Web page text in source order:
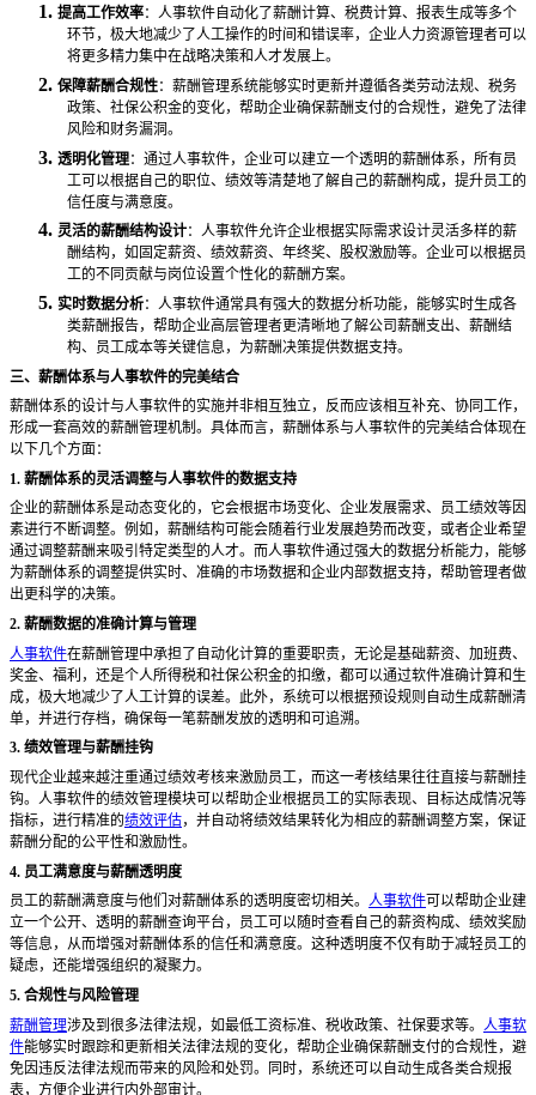
1. 提高工作效率：人事软件自动化了薪酬计算、税费计算、报表生成等多个
环节，极大地减少了人工操作的时间和错误率，企业人力资源管理者可以
将更多精力集中在战略决策和人才发展上。
2. 保障薪酬合规性：薪酬管理系统能够实时更新并遵循各类劳动法规、税务
政策、社保公积金的变化，帮助企业确保薪酬支付的合规性，避免了法律
风险和财务漏洞。
3. 透明化管理：通过人事软件，企业可以建立一个透明的薪酬体系，所有员
工可以根据自己的职位、绩效等清楚地了解自己的薪酬构成，提升员工的
信任度与满意度。
4. 灵活的薪酬结构设计：人事软件允许企业根据实际需求设计灵活多样的薪
酬结构，如固定薪资、绩效薪资、年终奖、股权激励等。企业可以根据员
工的不同贡献与岗位设置个性化的薪酬方案。
5. 实时数据分析：人事软件通常具有强大的数据分析功能，能够实时生成各
类薪酬报告，帮助企业高层管理者更清晰地了解公司薪酬支出、薪酬结
构、员工成本等关键信息，为薪酬决策提供数据支持。
三、薪酬体系与人事软件的完美结合
薪酬体系的设计与人事软件的实施并非相互独立，反而应该相互补充、协同工作，
形成一套高效的薪酬管理机制。具体而言，薪酬体系与人事软件的完美结合体现在
以下几个方面：
1. 薪酬体系的灵活调整与人事软件的数据支持
企业的薪酬体系是动态变化的，它会根据市场变化、企业发展需求、员工绩效等因
素进行不断调整。例如，薪酬结构可能会随着行业发展趋势而改变，或者企业希望
通过调整薪酬来吸引特定类型的人才。而人事软件通过强大的数据分析能力，能够
为薪酬体系的调整提供实时、准确的市场数据和企业内部数据支持，帮助管理者做
出更科学的决策。
2. 薪酬数据的准确计算与管理
人事软件在薪酬管理中承担了自动化计算的重要职责，无论是基础薪资、加班费、
奖金、福利，还是个人所得税和社保公积金的扣缴，都可以通过软件准确计算和生
成，极大地减少了人工计算的误差。此外，系统可以根据预设规则自动生成薪酬清
单，并进行存档，确保每一笔薪酬发放的透明和可追溯。
3. 绩效管理与薪酬挂钩
现代企业越来越注重通过绩效考核来激励员工，而这一考核结果往往直接与薪酬挂
钩。人事软件的绩效管理模块可以帮助企业根据员工的实际表现、目标达成情况等
指标，进行精准的绩效评估，并自动将绩效结果转化为相应的薪酬调整方案，保证
薪酬分配的公平性和激励性。
4. 员工满意度与薪酬透明度
员工的薪酬满意度与他们对薪酬体系的透明度密切相关。 人事软件可以帮助企业建
立一个公开、透明的薪酬查询平台，员工可以随时查看自己的薪资构成、绩效奖励
等信息，从而增强对薪酬体系的信任和满意度。这种透明度不仅有助于减轻员工的
疑虑，还能增强组织的凝聚力。
5. 合规性与风险管理
薪酬管理涉及到很多法律法规，如最低工资标准、税收政策、社保要求等。 人事软
件能够实时跟踪和更新相关法律法规的变化，帮助企业确保薪酬支付的合规性，避
免因违反法律法规而带来的风险和处罚。同时，系统还可以自动生成各类合规报
表，方便企业进行内外部审计。